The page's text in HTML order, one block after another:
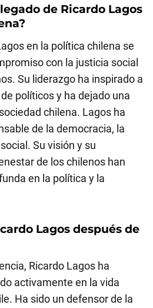
de Ricardo Lagos
en la política chilena se
con la justicia social
Su liderazgo ha inspirado a
políticos y ha dejado una
chilena. Lagos ha
de la democracia, la
Su visión y su
de los chilenos han
en la política y la
Lagos después de
Ricardo Lagos ha
activamente en la vida
Ha sido un defensor de la